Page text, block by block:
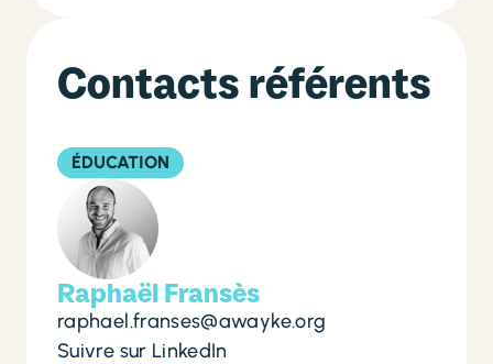
Contacts référents
ÉDUCATION
Raphaël Fransès
raphael.franses@awayke.org
Suivre sur LinkedIn